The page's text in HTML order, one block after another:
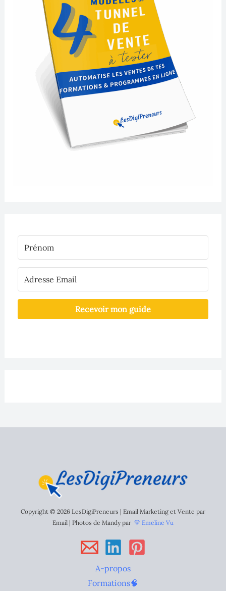
Recevoir mon guide
Copyright © 2026 LesDigiPreneurs | Email Marketing et Vente par
Email | Photos de Mandy par 💛 Emeline Vu
A-propos
Formations🧠